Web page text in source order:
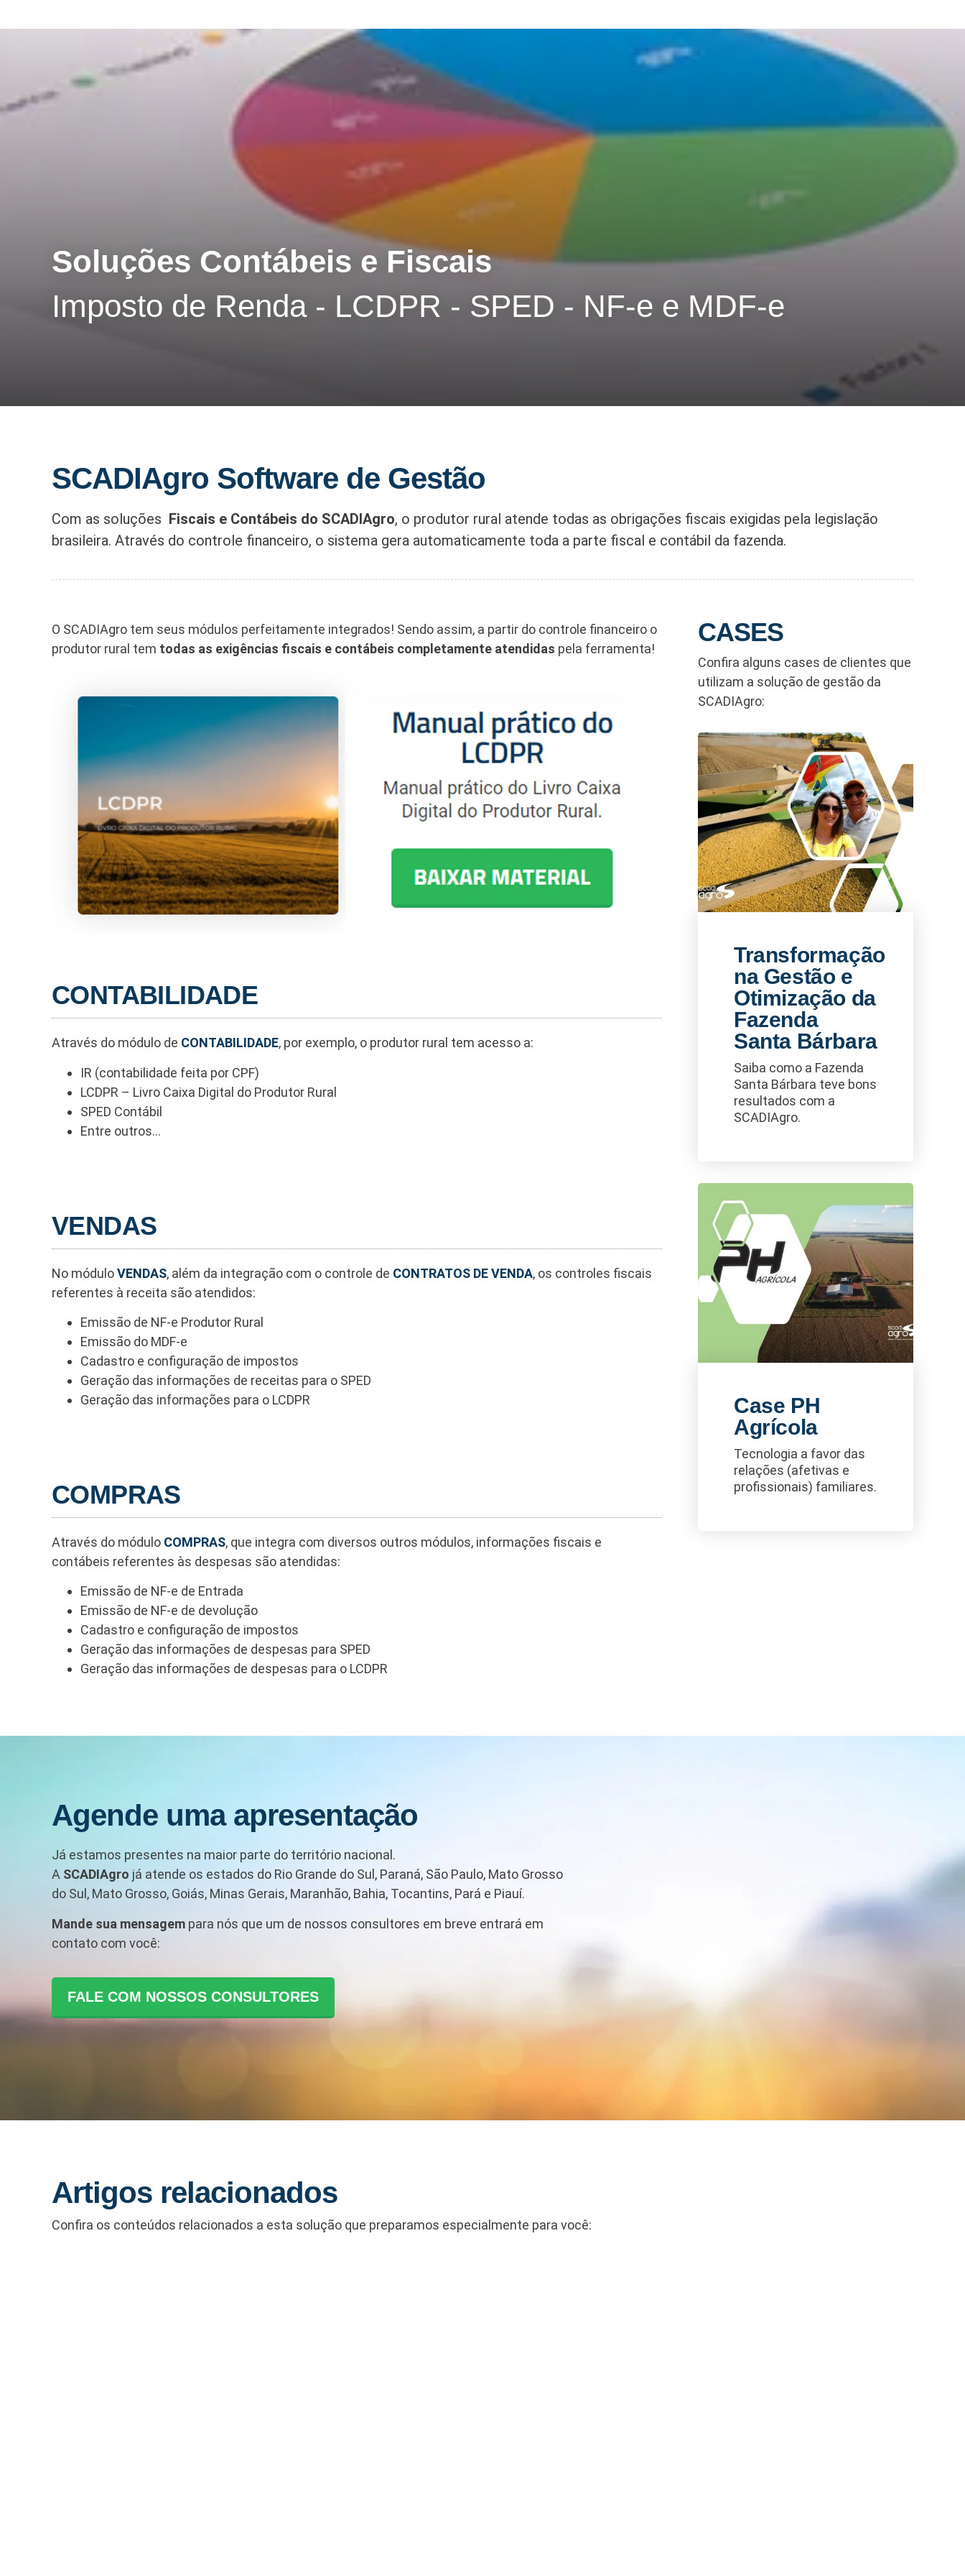
Soluções Contábeis e Fiscais
Imposto de Renda - LCDPR - SPED - NF-e e MDF-e
SCADIAgro Software de Gestão
Com as soluções Fiscais e Contábeis do SCADIAgro, o produtor rural atende todas as obrigações fiscais exigidas pela legislação
brasileira. Através do controle financeiro, o sistema gera automaticamente toda a parte fiscal e contábil da fazenda.
O SCADIAgro tem seus módulos perfeitamente integrados! Sendo assim, a partir do controle financeiro o
produtor rural tem todas as exigências fiscais e contábeis completamente atendidas pela ferramenta!
CONTABILIDADE
Através do módulo de CONTABILIDADE, por exemplo, o produtor rural tem acesso a:
IR (contabilidade feita por CPF)
LCDPR – Livro Caixa Digital do Produtor Rural
SPED Contábil
Entre outros…
VENDAS
No móduloVENDAS, além da integração com o controle de CONTRATOS DE VENDA, os controles fiscais
referentes à receita são atendidos:
Emissão de NF-e Produtor Rural
Emissão do MDF-e
Cadastro e configuração de impostos
Geração das informações de receitas para o SPED
Geração das informações para o LCDPR
COMPRAS
Através do módulo COMPRAS, que integra com diversos outros módulos, informações fiscais e
contábeis referentes às despesas são atendidas:
Emissão de NF-e de Entrada
Emissão de NF-e de devolução
Cadastro e configuração de impostos
Geração das informações de despesas para SPED
Geração das informações de despesas para o LCDPR
CASES
Confira alguns cases de clientes que
utilizam a solução de gestão da
SCADIAgro:
Transformação
na Gestão e
Otimização da
Fazenda
Santa Bárbara
Saiba como a Fazenda
Santa Bárbara teve bons
resultados com a
SCADIAgro.
Case PH
Agrícola
Tecnologia a favor das
relações (afetivas e
profissionais) familiares.
Agende uma apresentação
Já estamos presentes na maior parte do território nacional.
A SCADIAgro já atende os estados do Rio Grande do Sul, Paraná, São Paulo, Mato Grosso
do Sul, Mato Grosso, Goiás, Minas Gerais, Maranhão, Bahia, Tocantins, Pará e Piauí.
Mande sua mensagem para nós que um de nossos consultores em breve entrará em
contato com você:
FALE COM NOSSOS CONSULTORES
Artigos relacionados
Confira os conteúdos relacionados a esta solução que preparamos especialmente para você: